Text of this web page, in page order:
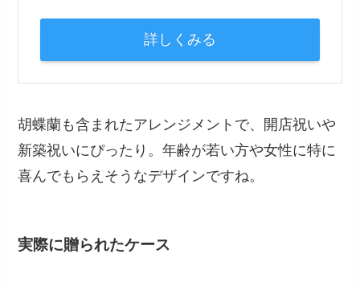
詳しくみる
胡蝶蘭も含まれたアレンジメントで、開店祝いや
新築祝いにぴったり。年齢が若い方や女性に特に
喜んでもらえそうなデザインですね。
実際に贈られたケース